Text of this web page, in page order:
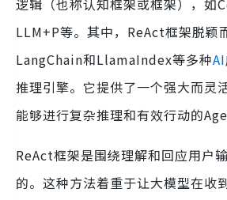
逻辑（也称认知框架或框架），如
LLM+P等。其中，ReAct框架脱颖
LangChain和LlamaIndex等多种AI
推理引擎。它提供了一个强大而灵
能够进行复杂推理和有效行动的
ReAct框架是围绕理解和回应用户
的。这种方法着重于让大模型在收